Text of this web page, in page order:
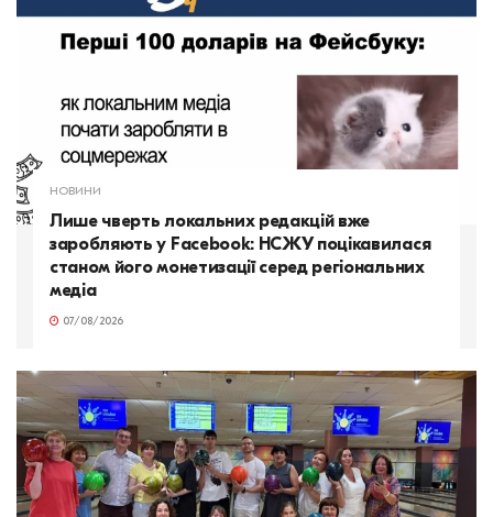
НОВИНИ
Лише чверть локальних редакцій вже
заробляють у Facebook: НСЖУ поцікавилася
станом його монетизації серед регіональних
медіа
07/08/2026